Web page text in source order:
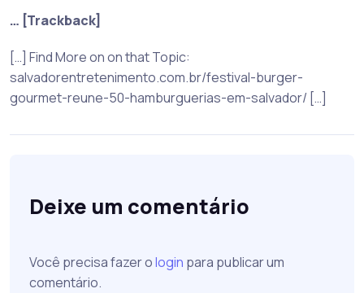
… [Trackback]
[…] Find More on on that Topic:
salvadorentretenimento.com.br/festival-burger-
gourmet-reune-50-hamburguerias-em-salvador/ […]
Deixe um comentário
Você precisa fazer ologin para publicar um
comentário.